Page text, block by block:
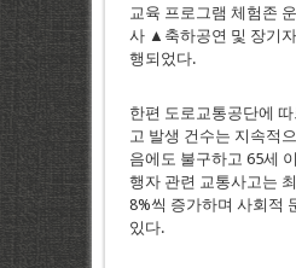
교육 프로그램 체험존
사 ▲축하공연 및 장기
행되었다.
한편 도로교통공단에
고 발생 건수는 지속적
음에도 불구하고 65세
행자 관련 교통사고는
8%씩 증가하며 사회적
있다.